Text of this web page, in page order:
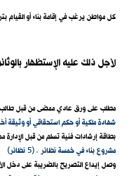
كل مواطن يرغب في إقامة بناء أو القيام
: لأجل ذلك عليه الإستظهار
مطلب على ورق عادي ممضى من قبل طالب
شهادة ملكية أو حكم استحقاقي أو وثيقة أخرى
بطاقة إرشادات فنية تسلم من قبل الإدارة
مشروع بناء في خمسة نظائر . (5 نظائر)
وصل إيداع التصريح بالضريبة على دخل